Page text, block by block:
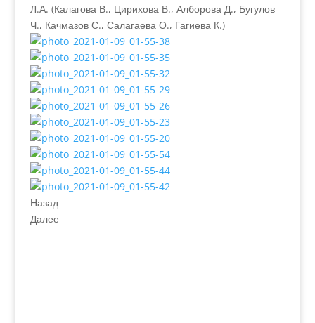
Л.А. (Калагова В., Цирихова В., Алборова Д., Бугулов
Ч., Качмазов С., Салагаева О., Гагиева К.)
Назад
Далее